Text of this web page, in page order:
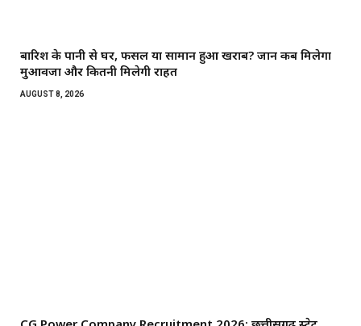
बारिश के पानी से घर, फसल या सामान हुआ खराब? जानें कब मिलेगा
मुआवजा और कितनी मिलेगी राहत
AUGUST 8, 2026